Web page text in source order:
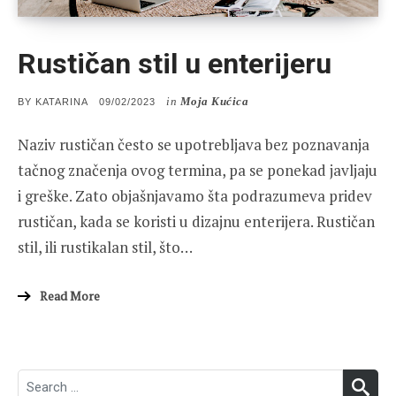
Rustičan stil u enterijeru
BY KATARINA
POSTED
09/02/2023 in Moja Kućica
Naziv rustičan često se upotrebljava bez poznavanja
tačnog značenja ovog termina, pa se ponekad javljaju
i greške. Zato objašnjavamo šta podrazumeva pridev
rustičan, kada se koristi u dizajnu enterijera. Rustičan
stil, ili rustikalan stil, što…
Read More
Search